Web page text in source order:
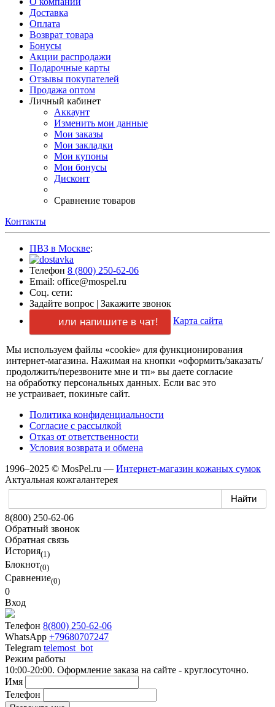
Доставка
Оплата
Возврат товара
Бонусы
Акции распродажи
Подарочные карты
Отзывы покупателей
Продажа оптом
Личный кабинет
Аккаунт
Изменить мои данные
Мои заказы
Мои закладки
Мои купоны
Мои бонусы
Дисконт
Сравнение товаров
Контакты
ПВЗ в Москве:
Телефон 8 (800) 250-62-06
Email: office@mospel.ru
Соц. сети:
Задайте вопрос | Закажите звонок
или напишите в чат! Карта сайта
Мы используем файлы «cookie» для функционирования
интернет-магазина. Нажимая на кнопки «оформить/заказать/
продолжить/перезвоните мне и тп» вы даете согласие
на обработку персональных данных. Если вас это
не устраивает, покиньте сайт.
Политика конфиденциальности
Согласие с рассылкой
Отказ от ответственности
Условия возврата и обмена
1996–2025 © MosPel.ru — Интернет-магазин кожаных сумок
Актуальная кожгалантерея
8(800) 250-62-06
Обратный звонок
Обратная связь
История(1)
Блокнот(0)
Сравнение(0)
0
Вход
Телефон 8(800) 250-62-06
WhatsApp +79680707247
Telegram telemost_bot
Режим работы
10:00-20:00. Оформление заказа на сайте - круглосуточно.
Имя
Телефон